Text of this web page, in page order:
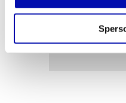
własnej przeglądarce